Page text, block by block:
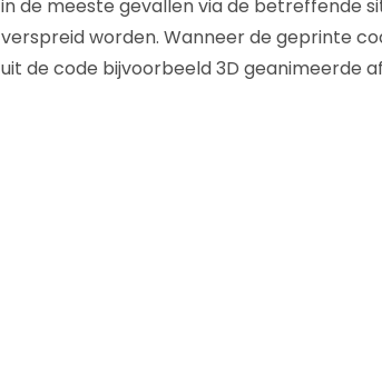
in de meeste gevallen via de betreffende
verspreid worden. Wanneer de geprinte
uit de code bijvoorbeeld 3D geanimeerde